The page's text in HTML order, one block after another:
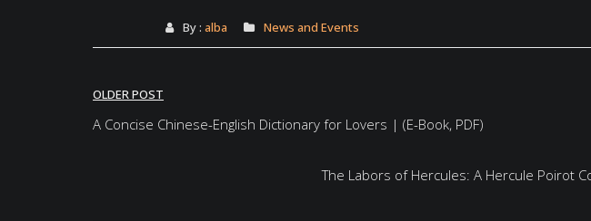
By : alba News and Events
Post
navigation
OLDER POST
A Concise Chinese-English Dictionary for Lovers | (E-Book, PDF)
The Labors of Hercules: A Hercule Poirot